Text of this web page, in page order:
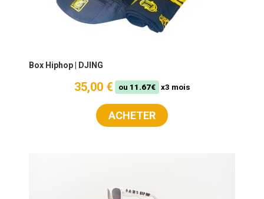
Box Hiphop | DJING
35,00 € ou 11.67€ x3 mois
ACHETER